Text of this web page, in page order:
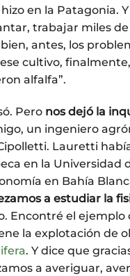
en la Patagonia.
trabajar miles
antes, los
cultivo,
alfalfa”.
Pero nos dejó la
un ingeniero
Lauretti
en la Universidad
en Bahía
a estudiar la
Encontré el ejemplo
la explotación de
. Y dice que
a averiguar,